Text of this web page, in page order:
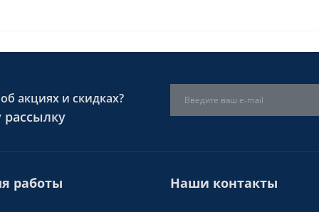
акциях и скидках?
работы Наши контакты